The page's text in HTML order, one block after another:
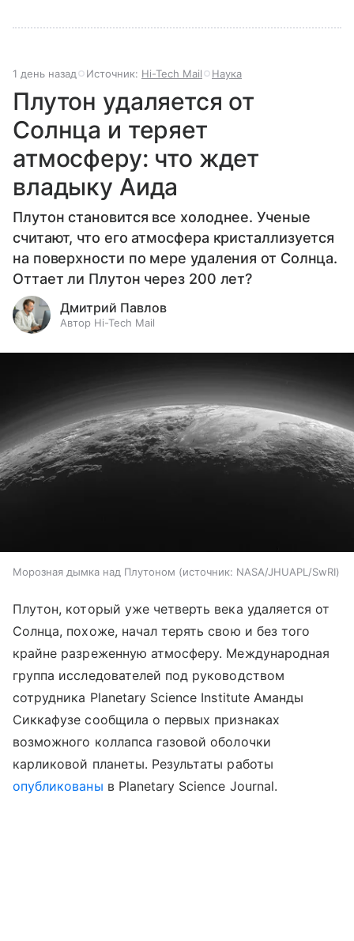
1 день назад Источник: Hi-Tech Mail Наука
Плутон удаляется от
Солнца и теряет
атмосферу: что ждет
владыку Аида
Плутон становится все холоднее. Ученые
считают, что его атмосфера кристаллизуется
на поверхности по мере удаления от Солнца.
Оттает ли Плутон через 200 лет?
Дмитрий Павлов
Автор Hi-Tech Mail
Морозная дымка над Плутоном источник: NASA/JHUAPL/SwRI
Плутон, который уже четверть века удаляется от
Солнца, похоже, начал терять свою и без того
крайне разреженную атмосферу. Международная
группа исследователей под руководством
сотрудника Planetary Science Institute Аманды
Сиккафузе сообщила о первых признаках
возможного коллапса газовой оболочки
карликовой планеты. Результаты работы
опубликованы в Planetary Science Journal.